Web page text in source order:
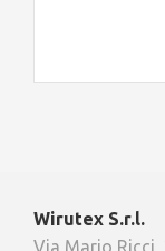
Wirutex S.r.l.
Via Mario Ricci,